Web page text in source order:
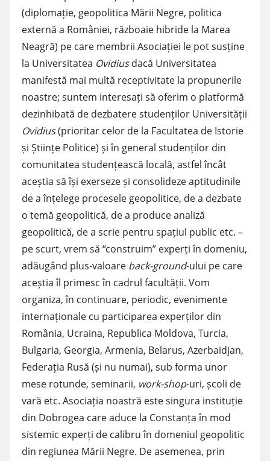
(diplomație, geopolitica Mării Negre, politica
externă a României, războaie hibride la Marea
Neagră) pe care membrii Asociației le pot susține
la Universitatea Ovidiusdacă Universitatea
manifestă mai multă receptivitate la propunerile
noastre; suntem interesați să oferim o platformă
dezinhibată de dezbatere studenților Universității
Ovidius(prioritar celor de la Facultatea de Istorie
și Științe Politice) și în general studenților din
comunitatea studențească locală, astfel încât
aceștia să își exerseze și consolideze aptitudinile
de a înțelege procesele geopolitice, de a dezbate
o temă geopolitică, de a produce analiză
geopolitică, de a scrie pentru spațiul public etc. –
pe scurt, vrem să “construim” experți în domeniu,
adăugând plus-valoare back-ground-ului pe care
aceștia îl primesc în cadrul facultății. Vom
organiza, în continuare, periodic, evenimente
internaționale cu participarea experților din
România, Ucraina, Republica Moldova, Turcia,
Bulgaria, Georgia, Armenia, Belarus, Azerbaidjan,
Federația Rusă (și nu numai), sub forma unor
mese rotunde, seminarii, work-shop-uri, școli de
vară etc. Asociația noastră este singura instituție
din Dobrogea care aduce la Constanța în mod
sistemic experți de calibru în domeniul geopolitic
din regiunea Mării Negre. De asemenea, prin